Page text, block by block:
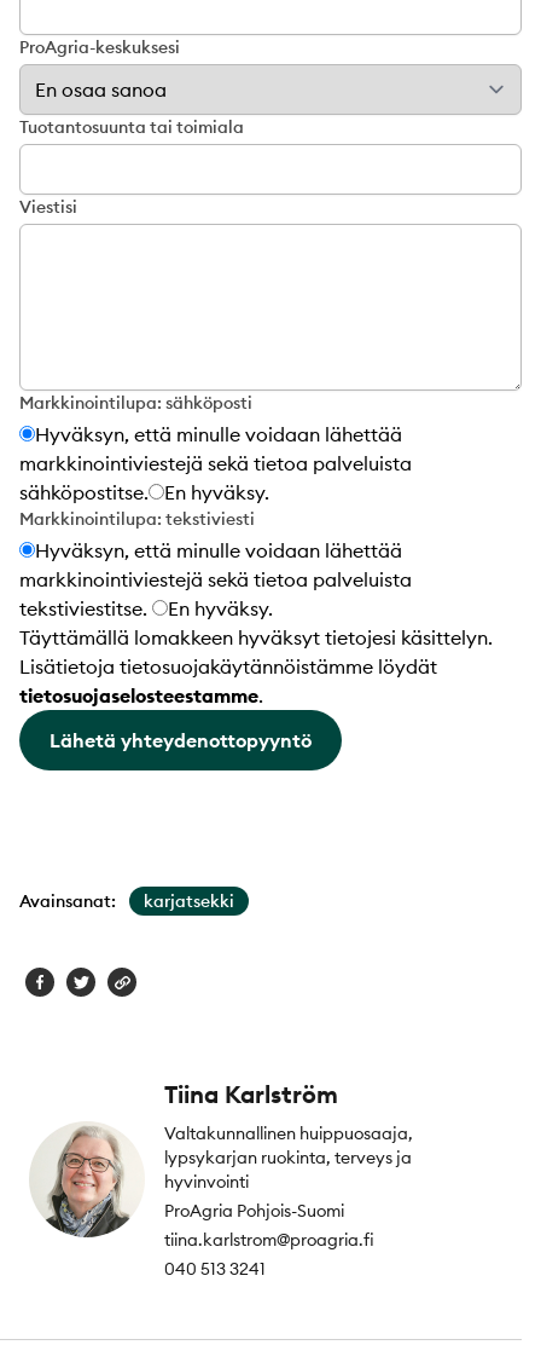
ProAgria-keskuksesi
Tuotantosuunta tai toimiala
Viestisi
Markkinointilupa: sähköposti
Hyväksyn, että minulle voidaan lähettää
markkinointiviestejä sekä tietoa palveluista
sähköpostitse.
En hyväksy.
Markkinointilupa: tekstiviesti
Hyväksyn, että minulle voidaan lähettää
markkinointiviestejä sekä tietoa palveluista
tekstiviestitse.
En hyväksy.
Täyttämällä lomakkeen hyväksyt tietojesi käsittelyn.
Lisätietoja tietosuojakäytännöistämme löydät
tietosuojaselosteestamme.
Lähetä yhteydenottopyyntö
Avainsanat: karjatsekki
Tiina Karlström
Valtakunnallinen huippuosaaja,
lypsykarjan ruokinta, terveys ja
hyvinvointi
ProAgria Pohjois-Suomi
tiina.karlstrom@proagria.fi
040 513 3241